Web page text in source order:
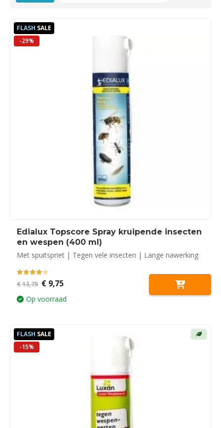
FLASH SALE
-29%
Edialux Topscore Spray kruipende insecten
en wespen (400 ml)
Met spuitspriet | Tegen vele insecten | Lange nawerking
out of 5
€13,75 Oorspronkelijke
prijs
was:
€ 13,75.
€9,75Huidige
is:
€ 9,75.
Op voorraad
FLASH SALE
-15%